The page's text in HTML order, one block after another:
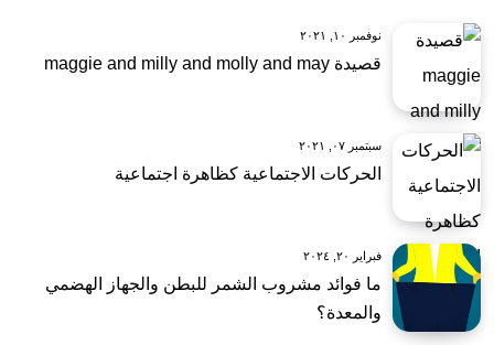
نوفمبر ١٠, ٢٠٢١
قصيدة maggie and milly and molly and may
سبتمبر ٠٧, ٢٠٢١
الحركات الاجتماعية كظاهرة اجتماعية
فبراير ٢٠, ٢٠٢٤
ما فوائد مشروب الشمر للبطن والجهاز الهضمي
والمعدة؟